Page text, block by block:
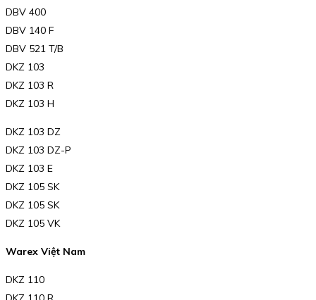
DBV 400
DBV 140 F
DBV 521 T/B
DKZ 103
DKZ 103 R
DKZ 103 H
DKZ 103 DZ
DKZ 103 DZ-P
DKZ 103 E
DKZ 105 SK
DKZ 105 SK
DKZ 105 VK
Warex Việt Nam
DKZ 110